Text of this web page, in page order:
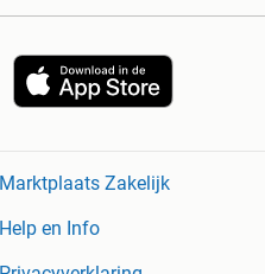
Marktplaats Zakelijk
Help en Info